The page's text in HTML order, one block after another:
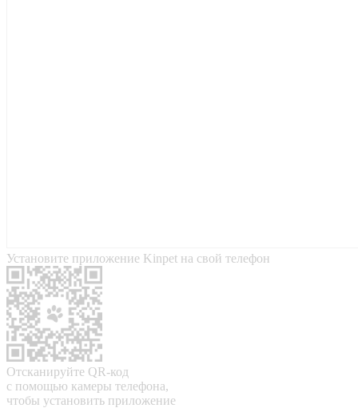
Установите приложение Kinpet на свой телефон
Отсканируйте QR-код
с помощью камеры телефона,
чтобы установить приложение